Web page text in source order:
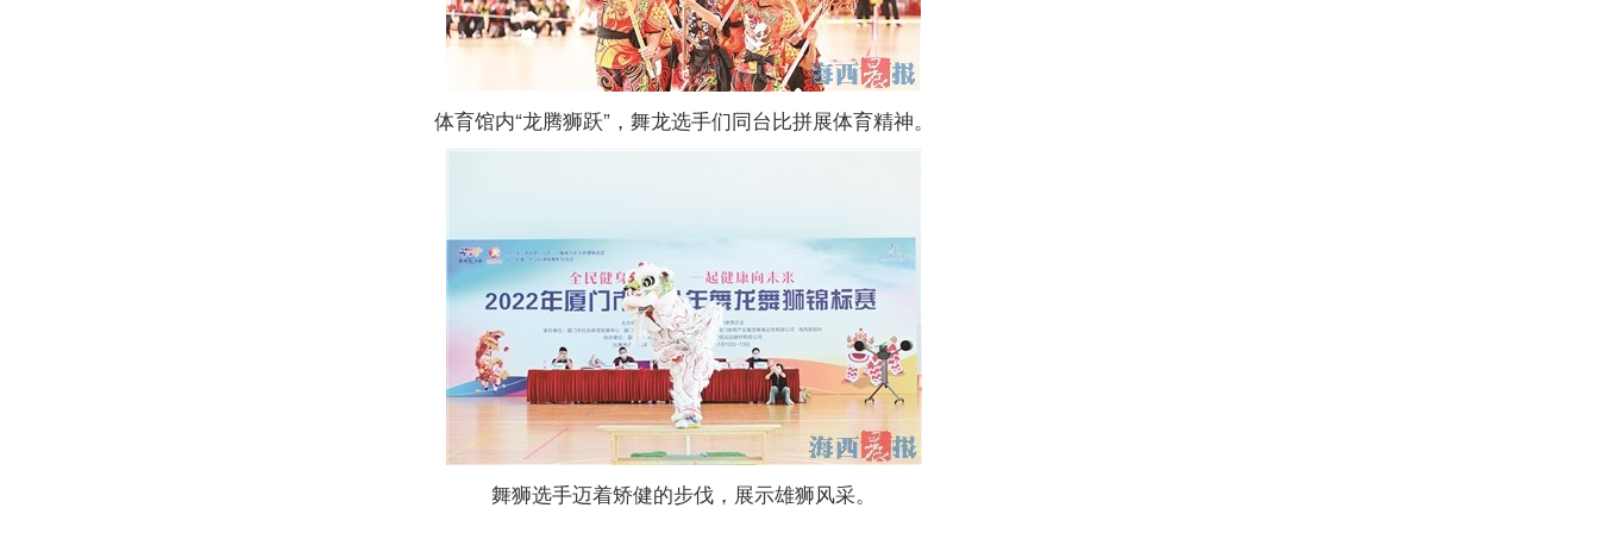
体育馆内“龙腾狮跃”，舞龙选手们同台比拼展体育精神。
舞狮选手迈着矫健的步伐，展示雄狮风采。